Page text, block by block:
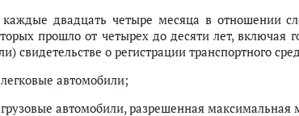
каждые двадцать четыре месяца в отношении
прошло от четырех до десяти лет, включая
свидетельстве о регистрации транспортного
автомобили;
автомобили, разрешенная максимальная